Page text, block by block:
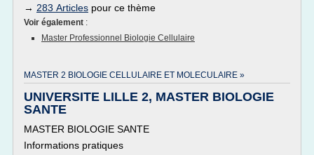
→ 283 Articles pour ce thème
Voir également :
Master Professionnel Biologie Cellulaire
MASTER 2 BIOLOGIE CELLULAIRE ET MOLECULAIRE »
UNIVERSITE LILLE 2, MASTER BIOLOGIE
SANTE
MASTER BIOLOGIE SANTE
Informations pratiques